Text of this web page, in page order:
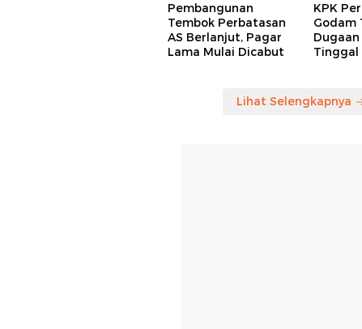
Pembangunan
Tembok Perbatasan
AS Berlanjut, Pagar
Lama Mulai Dicabut
KPK
Godam
Tinggal
Lihat Selengkapnya